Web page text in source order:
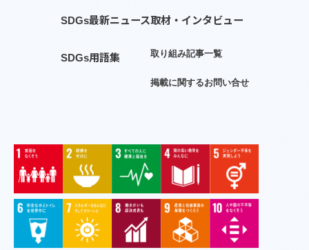
SDGs最新ニュース
SDGs用語集
取材・ イ ンタ ビュー
取り組み記事一覧
掲載に関するお問い合せ